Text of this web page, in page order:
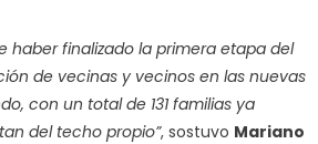
haber finalizado la primera etapa del
de vecinas y vecinos en las nuevas
con un total de 131 familias ya
del techo propio”, sostuvo Mariano